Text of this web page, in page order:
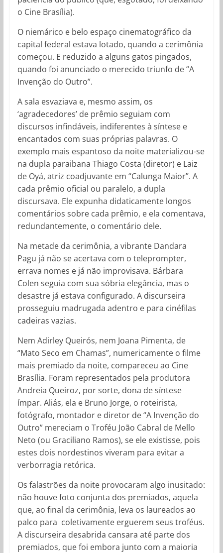
o Cine Brasília).
O niemárico e belo espaço cinematográfico da
capital federal estava lotado, quando a cerimônia
começou. E reduzido a alguns gatos pingados,
quando foi anunciado o merecido triunfo de “A
Invenção do Outro”.
A sala esvaziava e, mesmo assim, os
‘agradecedores’ de prêmio seguiam com
discursos infindáveis, indiferentes à síntese e
encantados com suas próprias palavras. O
exemplo mais espantoso da noite materializou-se
na dupla paraibana Thiago Costa (diretor) e Laiz
de Oyá, atriz coadjuvante em “Calunga Maior”. A
cada prêmio oficial ou paralelo, a dupla
discursava. Ele expunha didaticamente longos
comentários sobre cada prêmio, e ela comentava,
redundantemente, o comentário dele.
Na metade da cerimônia, a vibrante Dandara
Pagu já não se acertava com o teleprompter,
errava nomes e já não improvisava. Bárbara
Colen seguia com sua sóbria elegância, mas o
desastre já estava configurado. A discurseira
prosseguiu madrugada adentro e para cinéfilas
cadeiras vazias.
Nem Adirley Queirós, nem Joana Pimenta, de
“Mato Seco em Chamas”, numericamente o filme
mais premiado da noite, compareceu ao Cine
Brasília. Foram representados pela produtora
Andreia Queiroz, por sorte, dona de síntese
ímpar. Aliás, ela e Bruno Jorge, o roteirista,
fotógrafo, montador e diretor de “A Invenção do
Outro” mereciam o Troféu João Cabral de Mello
Neto (ou Graciliano Ramos), se ele existisse, pois
estes dois nordestinos viveram para evitar a
verborragia retórica.
Os falastrões da noite provocaram algo inusitado:
não houve foto conjunta dos premiados, aquela
que, ao final da cerimônia, leva os laureados ao
palco para coletivamente erguerem seus troféus.
A discurseira desabrida cansara até parte dos
premiados, que foi embora junto com a maioria